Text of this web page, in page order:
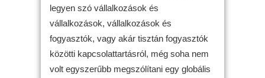
legyen szó vállalkozások és
vállalkozások, vállalkozások és
fogyasztók, vagy akár tisztán fogyasztók
közötti kapcsolattartásról, még soha nem
volt egyszerűbb megszólítani egy globális